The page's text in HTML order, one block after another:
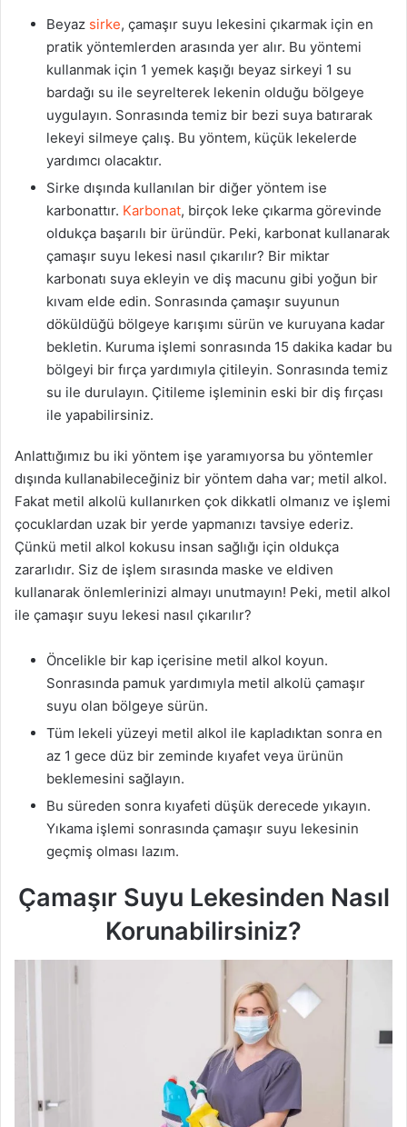
Beyaz sirke, çamaşır suyu lekesini çıkarmak için en
pratik yöntemlerden arasında yer alır. Bu yöntemi
kullanmak için 1 yemek kaşığı beyaz sirkeyi 1 su
bardağı su ile seyrelterek lekenin olduğu bölgeye
uygulayın. Sonrasında temiz bir bezi suya batırarak
lekeyi silmeye çalış. Bu yöntem, küçük lekelerde
yardımcı olacaktır.
Sirke dışında kullanılan bir diğer yöntem ise
karbonattır. Karbonat, birçok leke çıkarma görevinde
oldukça başarılı bir üründür. Peki, karbonat kullanarak
çamaşır suyu lekesi nasıl çıkarılır? Bir miktar
karbonatı suya ekleyin ve diş macunu gibi yoğun bir
kıvam elde edin. Sonrasında çamaşır suyunun
döküldüğü bölgeye karışımı sürün ve kuruyana kadar
bekletin. Kuruma işlemi sonrasında 15 dakika kadar bu
bölgeyi bir fırça yardımıyla çitileyin. Sonrasında temiz
su ile durulayın. Çitileme işleminin eski bir diş fırçası
ile yapabilirsiniz.
Anlattığımız bu iki yöntem işe yaramıyorsa bu yöntemler
dışında kullanabileceğiniz bir yöntem daha var; metil alkol.
Fakat metil alkolü kullanırken çok dikkatli olmanız ve işlemi
çocuklardan uzak bir yerde yapmanızı tavsiye ederiz.
Çünkü metil alkol kokusu insan sağlığı için oldukça
zararlıdır. Siz de işlem sırasında maske ve eldiven
kullanarak önlemlerinizi almayı unutmayın! Peki, metil alkol
ile çamaşır suyu lekesi nasıl çıkarılır?
Öncelikle bir kap içerisine metil alkol koyun.
Sonrasında pamuk yardımıyla metil alkolü çamaşır
suyu olan bölgeye sürün.
Tüm lekeli yüzeyi metil alkol ile kapladıktan sonra en
az 1 gece düz bir zeminde kıyafet veya ürünün
beklemesini sağlayın.
Bu süreden sonra kıyafeti düşük derecede yıkayın.
Yıkama işlemi sonrasında çamaşır suyu lekesinin
geçmiş olması lazım.
Çamaşır Suyu Lekesinden Nasıl
Korunabilirsiniz?